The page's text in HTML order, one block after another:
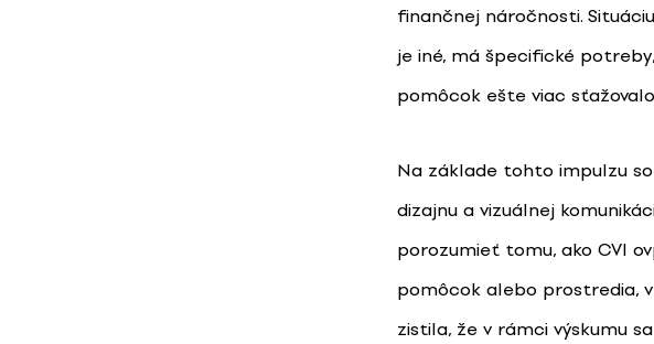
finančnej náročnosti.
je iné, má špecifické
pomôcok ešte viac
Na základe tohto impulzu
dizajnu a vizuálnej
porozumieť tomu, ako CVI
pomôcok alebo prostredia,
zistila, že v rámci výskumu